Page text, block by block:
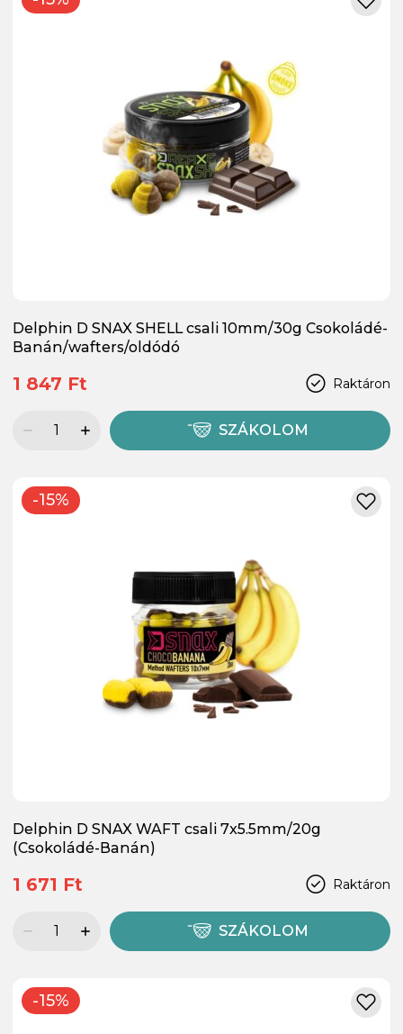
Delphin D SNAX SHELL csali 10mm/30g Csokoládé-
Banán/wafters/oldódó
Raktáron
1 847 Ft
SZÁKOLOM
-15%
Delphin D SNAX WAFT csali 7x5.5mm/20g
(Csokoládé-Banán)
Raktáron
1 671 Ft
SZÁKOLOM
-15%